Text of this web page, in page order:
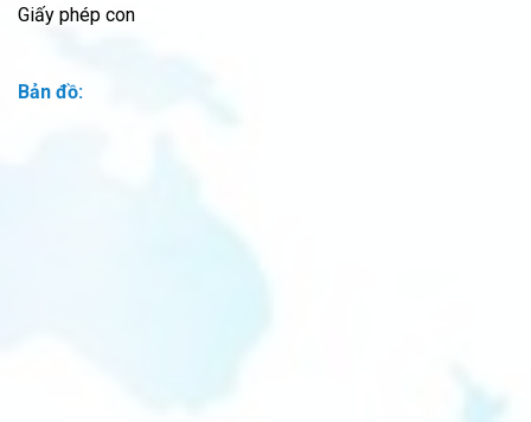
Giấy phép con
Bản đồ: